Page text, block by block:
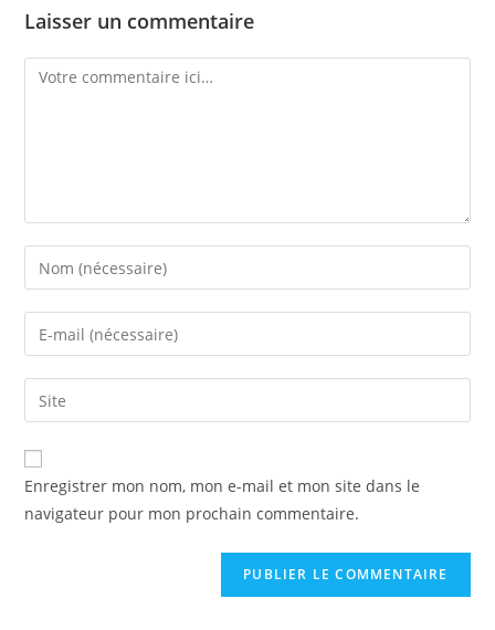
Laisser un commentaire
Enregistrer mon nom, mon e-mail et mon site dans le
navigateur pour mon prochain commentaire.